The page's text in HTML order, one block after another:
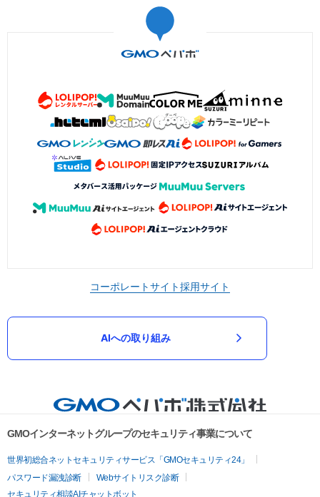
コーポレートサイト採用サイト
AIへの取り組み
GMOインターネットグループのセキュリティ事業について
世界初総合ネットセキュリティサービス「GMOセキュリティ24」
パスワード漏洩診断
Webサイトリスク診断
セキュリティ相談AIチャットボット